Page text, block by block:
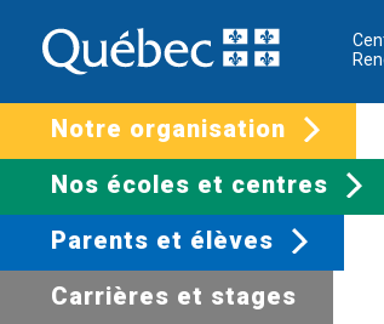
Notre organisation
Nos écoles et centres
Parents et élèves
Carrières et stages